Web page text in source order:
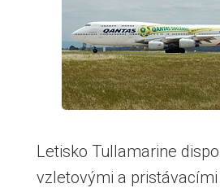
Letisko Tullamarine
vzletovými a